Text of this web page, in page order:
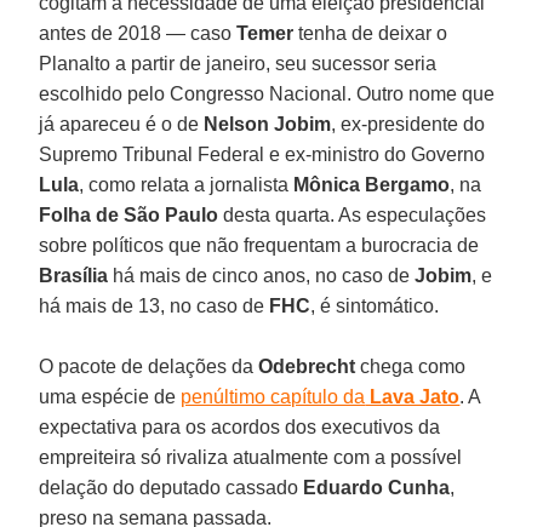
antes de 2018 — casoTemer tenha de deixar o
Planalto a partir de janeiro, seu sucessor seria
escolhido pelo Congresso Nacional. Outro nome que
já apareceu é o de Nelson Jobim, ex-presidente do
Supremo Tribunal Federal e ex-ministro do Governo
Lula, como relata a jornalista Mônica Bergamo, na
Folha de São Paulo desta quarta. As especulações
sobre políticos que não frequentam a burocracia de
Brasília há mais de cinco anos, no caso deJobim, e
há mais de 13, no caso de FHC, é sintomático.
O pacote de delações daOdebrecht chega como
uma espécie de penúltimo capítulo da Lava Jato. A
expectativa para os acordos dos executivos da
empreiteira só rivaliza atualmente com a possível
delação do deputado cassado Eduardo Cunha,
preso na semana passada.